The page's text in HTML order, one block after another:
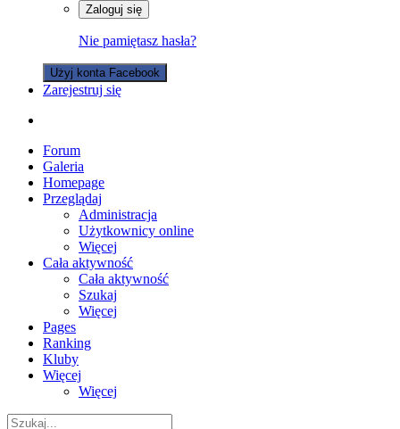
Zaloguj się
Nie pamiętasz hasła?
Użyj konta Facebook
Zarejestruj się
Forum
Galeria
Homepage
Przeglądaj
Administracja
Użytkownicy online
Więcej
Cała aktywność
Cała aktywność
Szukaj
Więcej
Pages
Ranking
Kluby
Więcej
Więcej